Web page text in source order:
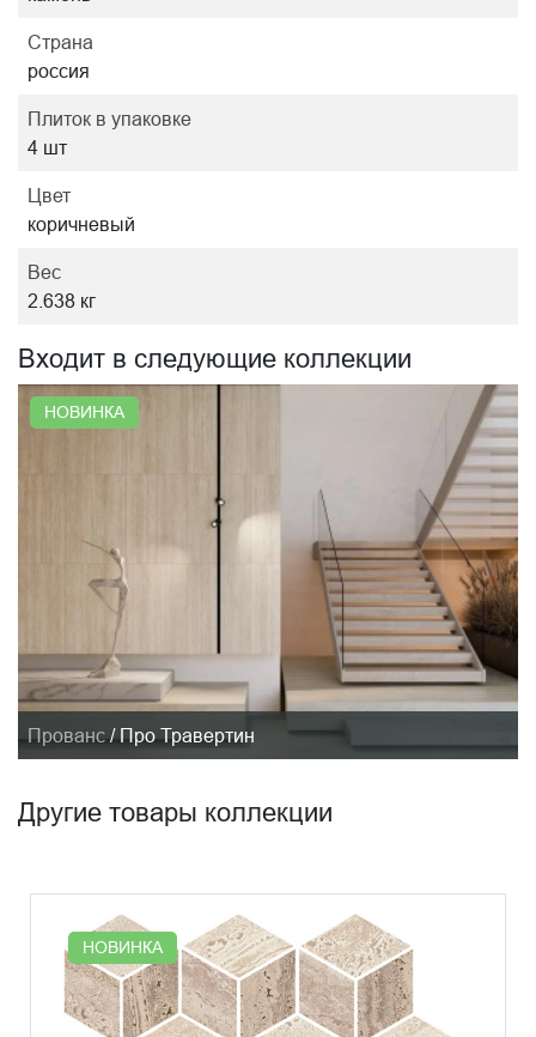
Страна
россия
Плиток в упаковке
4 шт
Цвет
коричневый
Вес
2.638 кг
Входит в следующие коллекции
НОВИНКА
Прованс / Про Травертин
Другие товары коллекции
НОВИНКА